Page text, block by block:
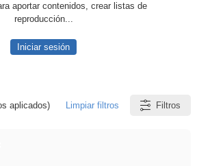
aportar contenidos, crear listas de
reproducción...
Iniciar sesión
aplicados) Limpiar filtros Filtros